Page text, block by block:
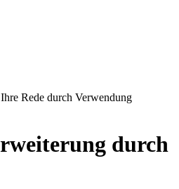
Rede durch Verwendung
durch